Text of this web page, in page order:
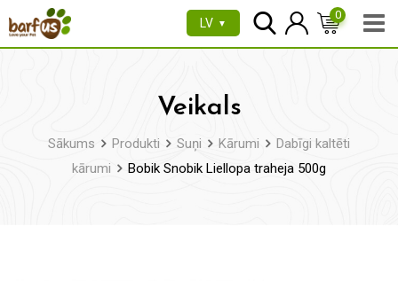
uz
LV ▼
0
Veikals
Sākums Produkti Suņi Kārumi
Dabīgi kaltēti
kārumi
Bobik Snobik Liellopa traheja 500g